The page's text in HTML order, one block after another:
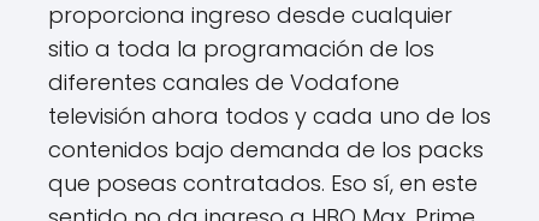
proporciona ingreso desde cualquier
sitio a toda la programación de los
diferentes canales de Vodafone
televisión ahora todos y cada uno de los
contenidos bajo demanda de los packs
que poseas contratados. Eso sí, en este